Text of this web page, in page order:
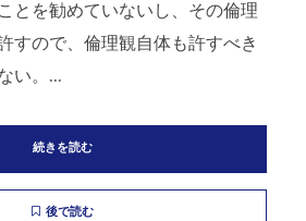
とを勧めていないし、その倫理
すので、倫理観自体も許すべき
い。...
続きを読む
後で読む